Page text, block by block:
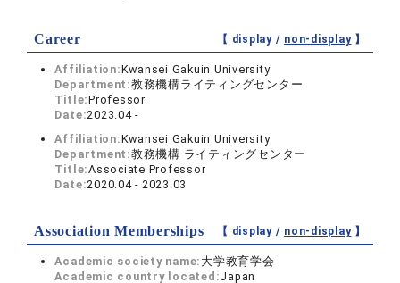
Career 【 display / non-display】
Affiliation:Kwansei Gakuin University
Department:教務機構ライティングセンター
Title:Professor
Date:2023.04 -
Affiliation:Kwansei Gakuin University
Department:教務機構 ライティングセンター
Title:Associate Professor
Date:2020.04 - 2023.03
Association Memberships 【 display / non-display】
Academic society name: 大学教育学会
Academic country located:Japan